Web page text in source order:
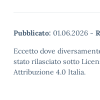
Pubblicato: 01.06.2026 -
Eccetto dove
stato rilasciato sotto
Attribuzione 4.0 Italia.